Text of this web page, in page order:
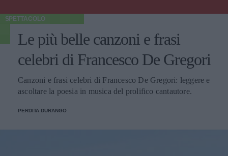
SPETTACOLO
Le più belle canzoni e frasi
celebri di Francesco De Gregori
Canzoni e frasi celebri di Francesco De Gregori: leggere e
ascoltare la poesia in musica del prolifico cantautore.
PERDITA DURANGO